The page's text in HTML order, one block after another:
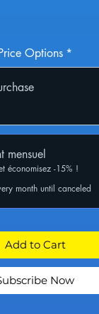
Options *
mensuel
économisez -15% !
month until canceled
Add to Cart
Now